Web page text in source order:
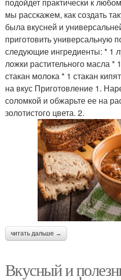
мы расскажем, как создать
была вкусней и
приготовить универсальную
следующие ингредиенты: * 1
ложки растительного масла *
стакан молока * 1 стакан
на вкус Приготовление 1.
соломкой и обжарьте ее на
золотистого цвета. 2.
читать дальше →
Вкусный и